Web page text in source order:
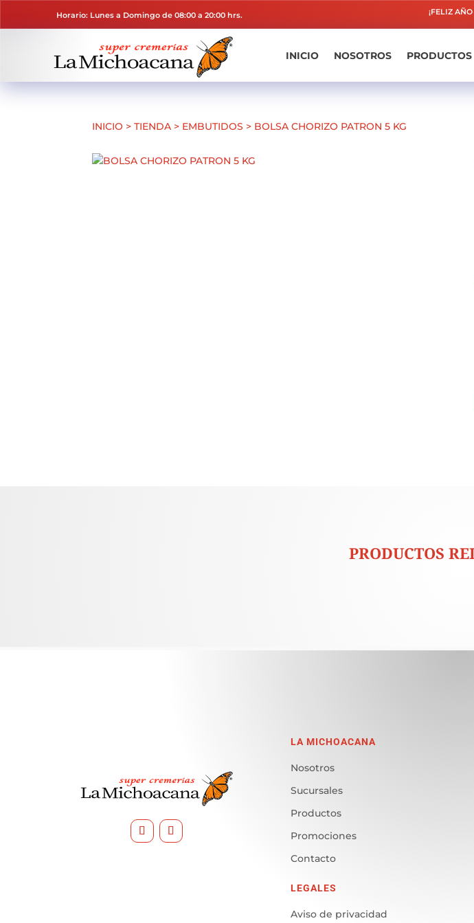
Horario: Lunes a Domingo de 08:00 a 20:00 hrs. ¡FELIZ
INICIO NOSOTROS PRODUCTOS
INICIO >TIENDA > EMBUTIDOS > BOLSA CHORIZO PATRON 5 KG
PRODUCTOS
LA MICHOACANA
Nosotros
Sucursales
Productos
Promociones
Contacto
LEGALES
Aviso de privacidad